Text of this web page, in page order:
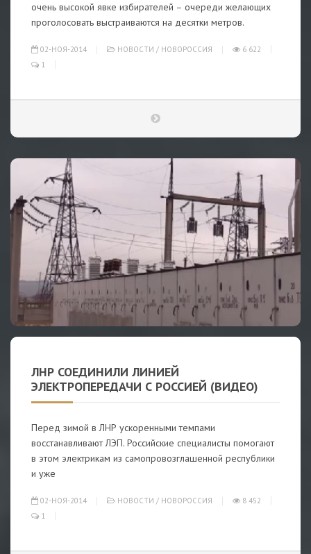
очень высокой явке избирателей – очереди желающих
проголосовать выстраиваются на десятки метров.
02-НОЯ-2014 НОВОСТИ / НОВОРОССИЯ
6 622
1
ЛНР СОЕДИНИЛИ ЛИНИЕЙ
ЭЛЕКТРОПЕРЕДАЧИ С РОССИЕЙ (ВИДЕО)
Перед зимой в ЛНР ускоренными темпами
восстанавливают ЛЭП. Российские специалисты помогают
в этом электрикам из самопровозглашенной республики
и уже
02-НОЯ-2014 НОВОСТИ / НОВОРОССИЯ
8 452
1